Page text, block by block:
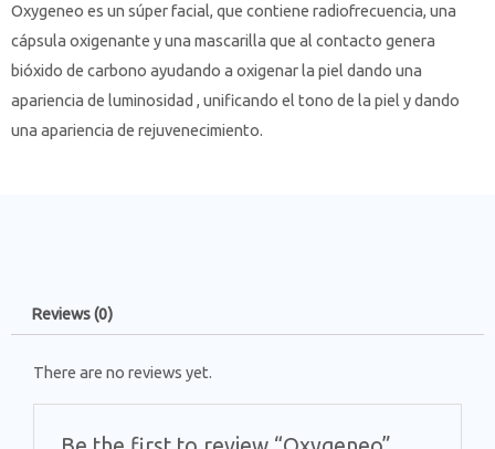
Oxygeneo es un súper facial, que contiene radiofrecuencia, una
cápsula oxigenante y una mascarilla que al contacto genera
bióxido de carbono ayudando a oxigenar la piel dando una
apariencia de luminosidad , unificando el tono de la piel y dando
una apariencia de rejuvenecimiento.
Reviews (0)
There are no reviews yet.